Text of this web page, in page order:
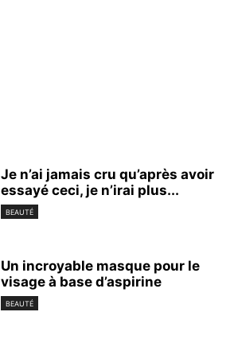
Je n’ai jamais cru qu’après avoir
essayé ceci, je n’irai plus...
BEAUTÉ
Un incroyable masque pour le
visage à base d’aspirine
BEAUTÉ